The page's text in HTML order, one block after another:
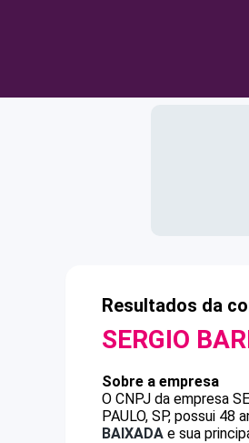
Resultados da
SERGIO
Sobre a empresa
O CNPJ da empresa
PAULO, SP, possui
BAIXADA e sua